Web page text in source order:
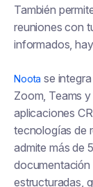
También
reuniones con
informados,
Noota se
Zoom, Teams
aplicaciones
tecnologías de
admite más de
documentación
estructuradas,